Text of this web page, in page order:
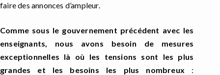
faire des annonces d’ampleur.
Comme sous le gouvernement précédent avec les
enseignants, nous avons besoin de mesures
exceptionnelles là où les tensions sont les plus
grandes et les besoins les plus nombreux :